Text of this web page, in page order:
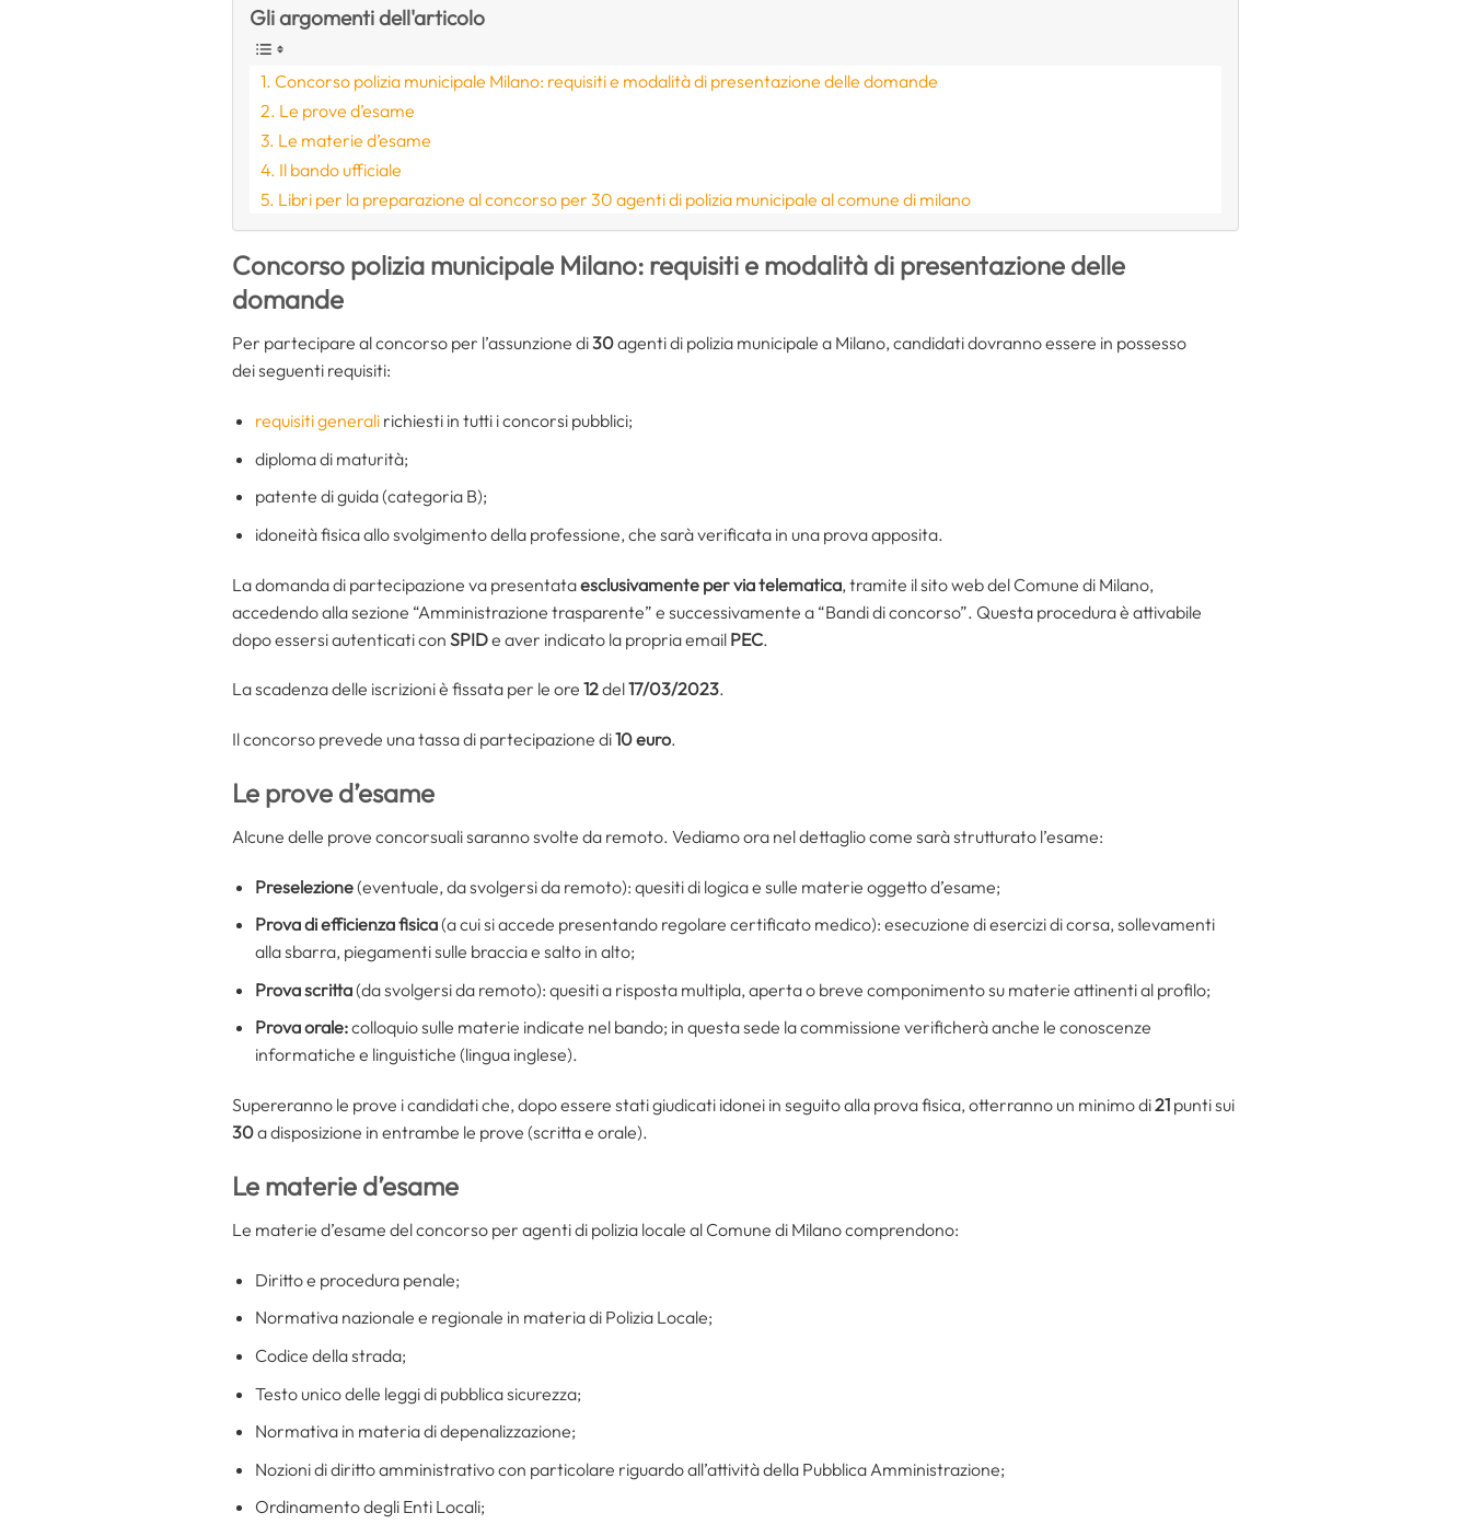
Gli argomenti dell'articolo
Concorso polizia municipale Milano: requisiti e modalità di presentazione delle domande
Le prove d’esame
Le materie d’esame
Il bando ufficiale
Libri per la preparazione al concorso per 30 agenti di polizia municipale al comune di milano
Concorso polizia municipale Milano: requisiti e modalità di presentazione delle
domande
Per partecipare al concorso per l’assunzione di30agenti di polizia municipale a Milano, candidati dovranno essere in possesso
dei seguenti requisiti:
requisiti generalirichiesti in tutti i concorsi pubblici;
diploma di maturità;
patente di guida (categoria B);
idoneità fisica allo svolgimento della professione, che sarà verificata in una prova apposita.
La domanda di partecipazione va presentataesclusivamente per via telematica, tramite il sito web del Comune di Milano,
accedendo alla sezione “Amministrazione trasparente” e successivamente a “Bandi di concorso”. Questa procedura è attivabile
dopo essersi autenticati con SPIDe aver indicato la propria email PEC.
La scadenza delle iscrizioni è fissata per le ore 12del17/03/2023.
Il concorso prevede una tassa di partecipazione di10 euro.
Le prove d’esame
Alcune delle prove concorsuali saranno svolte da remoto. Vediamo ora nel dettaglio come sarà strutturato l’esame:
Preselezione(eventuale, da svolgersi da remoto): quesiti di logica e sulle materie oggetto d’esame;
Prova di efficienza fisica(a cui si accede presentando regolare certificato medico): esecuzione di esercizi di corsa, sollevamenti
alla sbarra, piegamenti sulle braccia e salto in alto;
Prova scritta(da svolgersi da remoto): quesiti a risposta multipla, aperta o breve componimento su materie attinenti al profilo;
Prova orale:colloquio sulle materie indicate nel bando; in questa sede la commissione verificherà anche le conoscenze
informatiche e linguistiche (lingua inglese).
Supereranno le prove i candidati che, dopo essere stati giudicati idonei in seguito alla prova fisica, otterranno un minimo di21 punti sui
30a disposizione in entrambe le prove (scritta e orale).
Le materie d’esame
Le materie d’esame del concorso per agenti di polizia locale al Comune di Milano comprendono:
Diritto e procedura penale;
Normativa nazionale e regionale in materia di Polizia Locale;
Codice della strada;
Testo unico delle leggi di pubblica sicurezza;
Normativa in materia di depenalizzazione;
Nozioni di diritto amministrativo con particolare riguardo all’attività della Pubblica Amministrazione;
Ordinamento degli Enti Locali;